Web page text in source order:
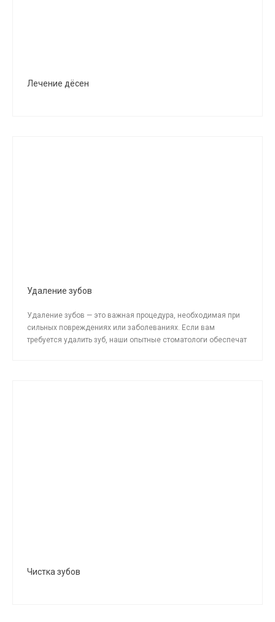
Лечение дёсен
Удаление зубов
Удаление зубов — это важная процедура, необходимая при
сильных повреждениях или заболеваниях. Если вам
требуется удалить зуб, наши опытные стоматологи обеспечат
Чистка зубов